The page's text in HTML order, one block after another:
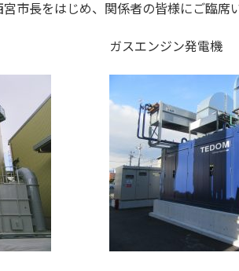
市長をはじめ、関係者の皆様にご臨席
ガスエンジン発電機